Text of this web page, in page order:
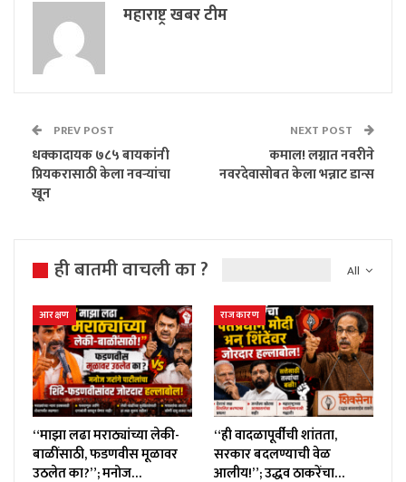
महाराष्ट्र खबर टीम
PREV POST
धक्कादायक ७८५ बायकांनी
प्रियकरासाठी केला नवऱ्यांचा
खून
NEXT POST
कमाल! लग्नात नवरीने
नवरदेवासोबत केला भन्नाट डान्स
All
ही बातमी वाचली का ?
आरक्षण
“माझा लढा मराठ्यांच्या लेकी-
बाळींसाठी, फडणवीस मूळावर
उठलेत का?”; मनोज…
राजकारण
“ही वादळापूर्वीची शांतता,
सरकार बदलण्याची वेळ
आलीय!”; उद्धव ठाकरेंचा…